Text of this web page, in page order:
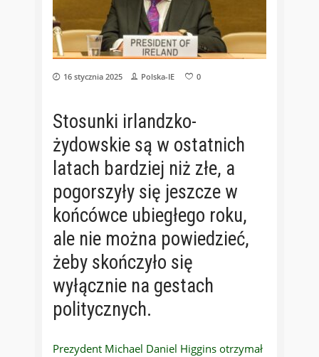
16 stycznia 2025 Polska-IE 0
Stosunki irlandzko-
żydowskie są w ostatnich
latach bardziej niż złe, a
pogorszyły się jeszcze w
końcówce ubiegłego roku,
ale nie można powiedzieć,
żeby skończyło się
wyłącznie na gestach
politycznych.
Prezydent Michael Daniel Higgins otrzymał